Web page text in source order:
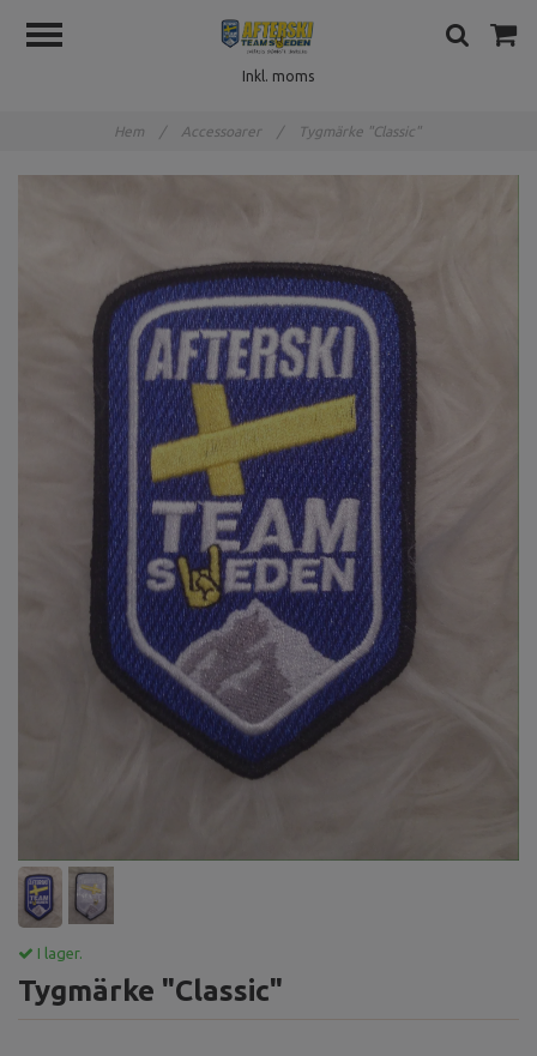
Inkl. moms
Hem / Accessoarer / Tygmärke "Classic"
I lager.
Tygmärke "Classic"